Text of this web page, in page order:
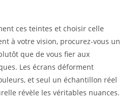
ces teintes et choisir celle
à votre vision, procurez-vous un
que de vous fier aux
Les écrans déforment
et seul un échantillon réel
révèle les véritables nuances.